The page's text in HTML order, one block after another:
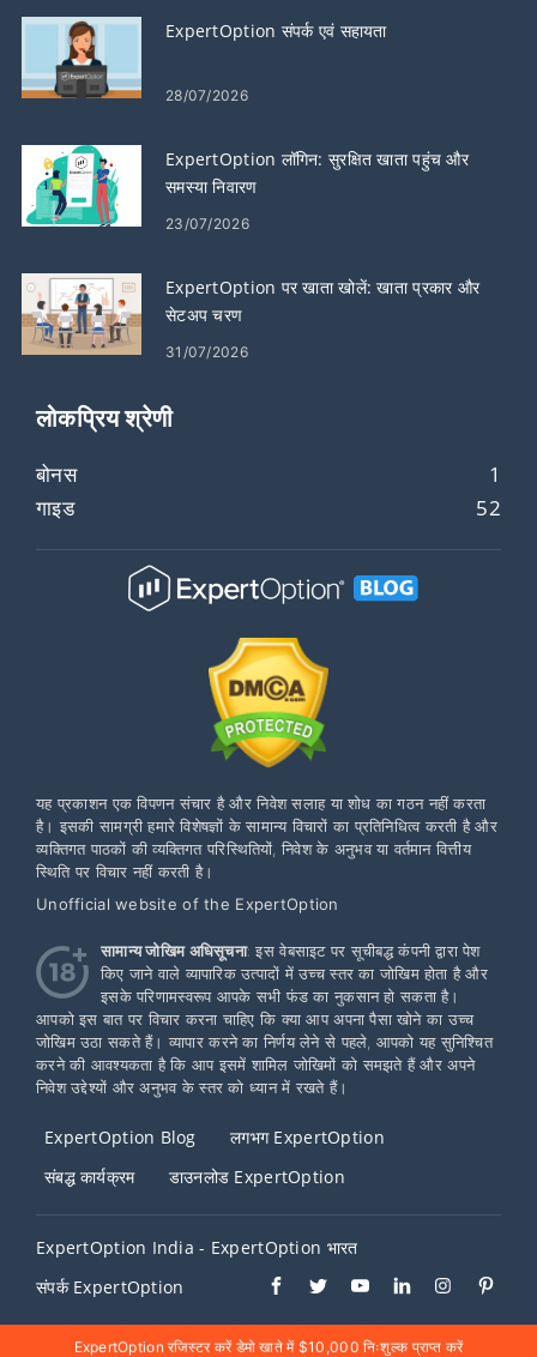
ExpertOption संपर्क एवं सहायता
28/07/2026
ExpertOption लॉगिन: सुरक्षित खाता पहुंच और
समस्या निवारण
23/07/2026
ExpertOption पर खाता खोलें: खाता प्रकार और
सेटअप चरण
31/07/2026
लोकप्रिय श्रेणी
बोनस
1
गाइड
52
यह प्रकाशन एक विपणन संचार है और निवेश सलाह या शोध का गठन नहीं करता
है। इसकी सामग्री हमारे विशेषज्ञों के सामान्य विचारों का प्रतिनिधित्व करती है और
व्यक्तिगत पाठकों की व्यक्तिगत परिस्थितियों, निवेश के अनुभव या वर्तमान वित्तीय
स्थिति पर विचार नहीं करती है।
Unofficial website of the ExpertOption
सामान्य जोखिम अधिसूचना: इस वेबसाइट पर सूचीबद्ध कंपनी द्वारा पेश
किए जाने वाले व्यापारिक उत्पादों में उच्च स्तर का जोखिम होता है और
इसके परिणामस्वरूप आपके सभी फंड का नुकसान हो सकता है।
आपको इस बात पर विचार करना चाहिए कि क्या आप अपना पैसा खोने का उच्च
जोखिम उठा सकते हैं। व्यापार करने का निर्णय लेने से पहले, आपको यह सुनिश्चित
करने की आवश्यकता है कि आप इसमें शामिल जोखिमों को समझते हैं और अपने
निवेश उद्देश्यों और अनुभव के स्तर को ध्यान में रखते हैं।
ExpertOption Blog
लगभग ExpertOption
संबद्ध कार्यक्रम
डाउनलोड ExpertOption
ExpertOption India - ExpertOption भारत
संपर्क ExpertOption
ExpertOption रजिस्टर करें डेमो खाते में $10,000 निःशुल्क प्राप्त करें